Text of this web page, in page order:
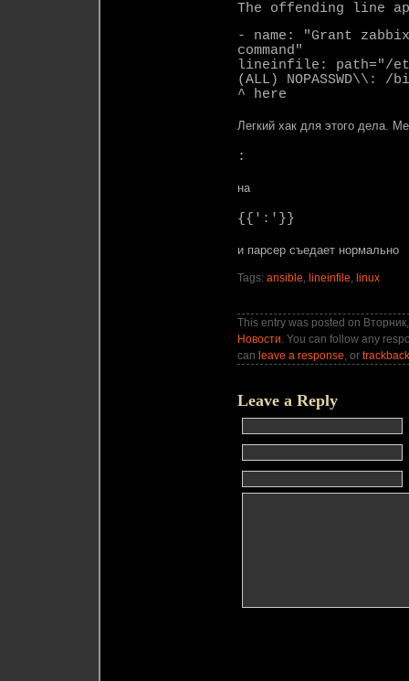
The offending line
- name: "Grant
command"
lineinfile: path="/
(ALL) NOPASSWD\\: /
^ here
Легкий хак для этого дела.
:
на
{{':'}}
и парсер съедает нормально
Tags: ansible lineinfile linux
This entry was posted on
Новости . You can follow any
can leave a response , or trackback
Leave a Reply